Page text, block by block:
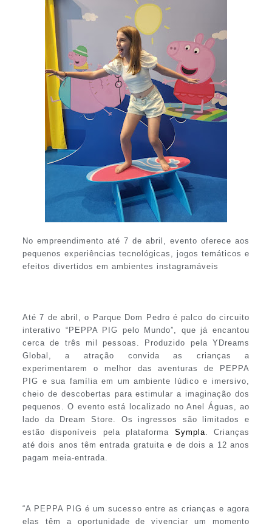
No empreendimento até 7 de abril, evento oferece aos
pequenos experiências tecnológicas, jogos temáticos e
efeitos divertidos em ambientes instagramáveis
Até 7 de abril, o Parque Dom Pedro é palco do circuito
interativo “PEPPA PIG pelo Mundo”, que já encantou
cerca de três mil pessoas. Produzido pela YDreams
Global, a atração convida as crianças a
experimentarem o melhor das aventuras de PEPPA
PIG e sua família em um ambiente lúdico e imersivo,
cheio de descobertas para estimular a imaginação dos
pequenos. O evento está localizado no Anel Águas, ao
lado da Dream Store. Os ingressos são limitados e
estão disponíveis pela plataforma Sympla. Crianças
até dois anos têm entrada gratuita e de dois a 12 anos
pagam meia-entrada.
“A PEPPA PIG é um sucesso entre as crianças e agora
elas têm a oportunidade de vivenciar um momento